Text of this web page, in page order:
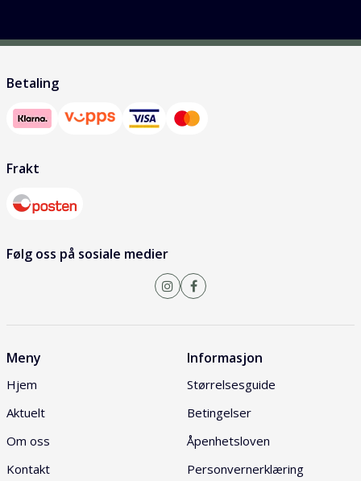
Betaling
Frakt
Følg oss på sosiale medier
Meny
Hjem
Aktuelt
Om oss
Kontakt
Informasjon
Størrelsesguide
Betingelser
Åpenhetsloven
Personvernerklæring